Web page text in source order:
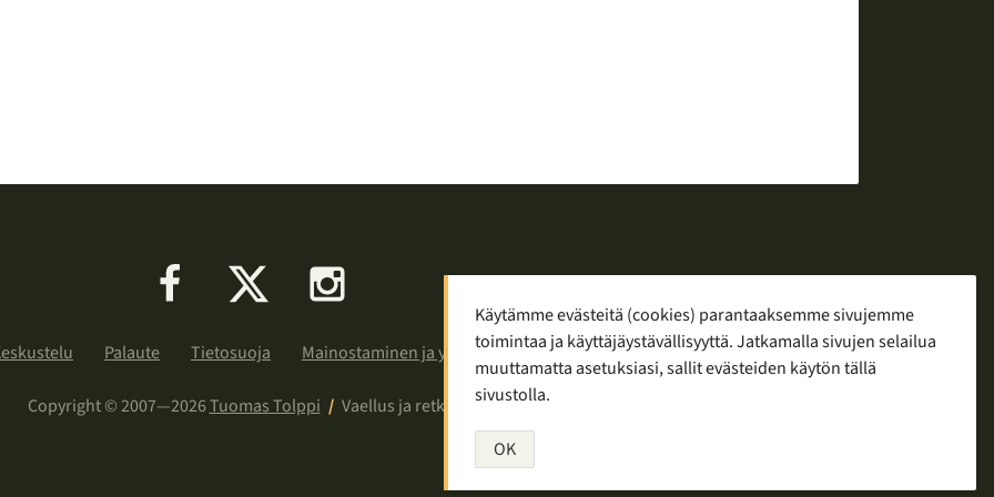
Facebook
Palaute Tietosuoja Mainostaminen ja yhteistyö
Copyright © 2007—2026Tuomas Tolppi / Vaellus ja retkeily
Käytämme evästeitä (cookies) parantaaksemme sivujemme
toimintaa ja käyttäjäystävällisyyttä. Jatkamalla sivujen selailua
muuttamatta asetuksiasi, sallit evästeiden käytön tällä
sivustolla.
OK